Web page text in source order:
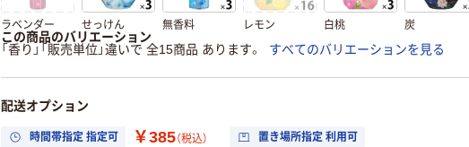
ラベンダー せっけん 無香料 レモン 白桃 炭
この商品のバリエーション
「香り」「販売単位」違いで 全15商品 あります。
すべてのバリエーションを見る
配送オプション
時間帯指定 指定可 ￥385（税込） 置き場所指定 利用可